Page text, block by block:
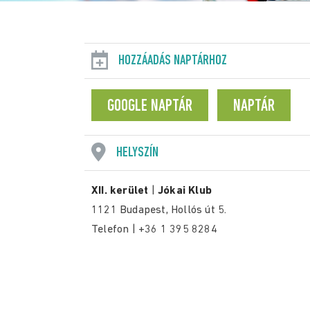
HOZZÁADÁS NAPTÁRHOZ
GOOGLE NAPTÁR NAPTÁR
HELYSZÍN
XII. kerület |Jókai Klub
1121 Budapest, Hollós út 5.
Telefon | +36 1 395 8284